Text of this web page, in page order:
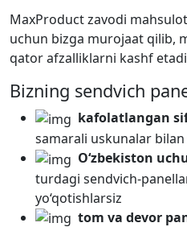
MaxProduct zavodi
uchun bizga murojaat qilib,
qator afzalliklarni kashf
Bizning sendvich
kafolatlangan
samarali uskunalar
O‘zbekiston
turdagi sendvich-
yo‘qotishlarsiz
tom va devor